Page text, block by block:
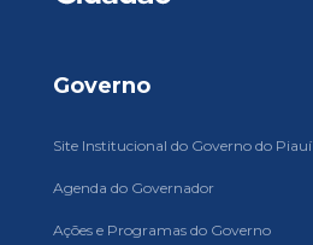
Governo
Site Institucional do Governo do Piauí
Agenda do Governador
Ações e Programas do Governo